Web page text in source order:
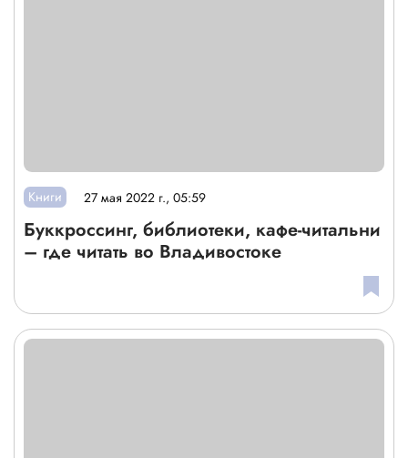
Книги 27 мая 2022 г., 05:59
Буккроссинг, библиотеки, кафе-читальни
– где читать во Владивостоке